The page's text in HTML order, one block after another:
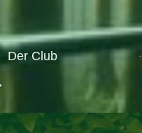
Der Club